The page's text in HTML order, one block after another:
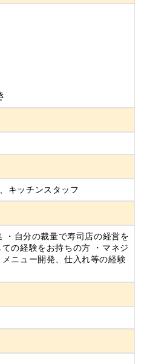
キッチンスタッフ
自分の裁量で寿司店の経営を
の経験をお持ちの方 ・マネジ
ニュー開発、仕入れ等の経験